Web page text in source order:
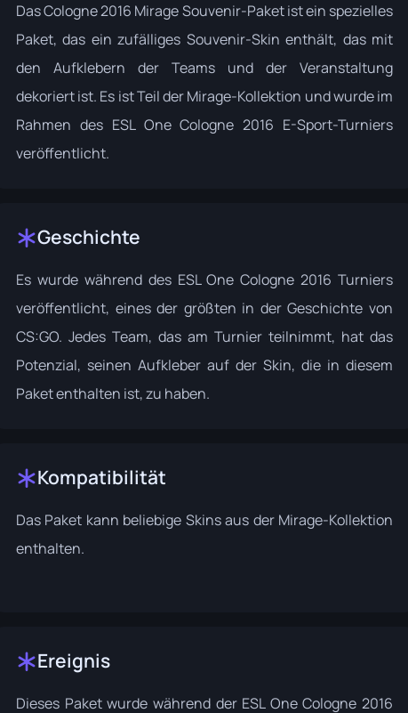
Das Cologne 2016 Mirage Souvenir-Paket ist ein spezielles
Paket, das ein zufälliges Souvenir-Skin enthält, das mit
den Aufklebern der Teams und der Veranstaltung
dekoriert ist. Es ist Teil derMirage-Kollektion und wurde im
Rahmen des ESL One Cologne 2016 E-Sport-Turniers
veröffentlicht.
Geschichte
Es wurde während des ESL One Cologne 2016 Turniers
veröffentlicht, eines der größten in der Geschichte von
CS:GO. Jedes Team, das am Turnier teilnimmt, hat das
Potenzial, seinen Aufkleber auf der Skin, die in diesem
Paket enthalten ist, zu haben.
Kompatibilität
Das Paket kann beliebige Skins aus der Mirage-Kollektion
enthalten.
Ereignis
Dieses Paket wurde während der ESL One Cologne 2016